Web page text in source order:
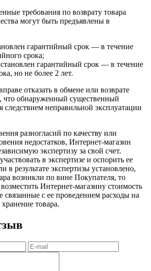
требования по возврату товара
могут быть предъявлены в
гарантийный срок — в течение
срока;
гарантийный срок — в течение
но не более 2 лет.
отказать в обмене или возврате
что обнаруженный существенный
следствием неправильной эксплуатации
разногласий по качеству или
недостатков, Интернет-магазин
экспертизу за свой счет.
в экспертизе и оспорить ее
в результате экспертизы установлено,
возникли по вине Покупателя, то
Интернет-магазину стоимость
связанные с ее проведением расходы на
товара.